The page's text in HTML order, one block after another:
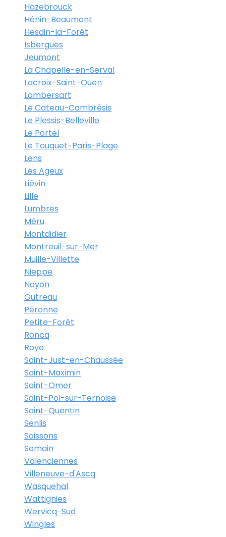
Hazebrouck
Hénin-Beaumont
Hesdin-la-Forêt
Isbergues
Jeumont
La Chapelle-en-Serval
Lacroix-Saint-Ouen
Lambersart
Le Cateau-Cambrésis
Le Plessis-Belleville
Le Portel
Le Touquet-Paris-Plage
Lens
Les Ageux
Liévin
Lille
Lumbres
Méru
Montdidier
Montreuil-sur-Mer
Muille-Villette
Nieppe
Noyon
Outreau
Péronne
Petite-Forêt
Roncq
Roye
Saint-Just-en-Chaussée
Saint-Maximin
Saint-Omer
Saint-Pol-sur-Ternoise
Saint-Quentin
Senlis
Soissons
Somain
Valenciennes
Villeneuve-d'Ascq
Wasquehal
Wattignies
Wervicq-Sud
Wingles